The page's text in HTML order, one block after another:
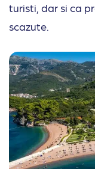
turisti, dar si ca
scazute.